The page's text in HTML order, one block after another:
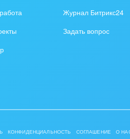
Журнал Битрикс24
Задать вопрос
КОНФИДЕНЦИАЛЬНОСТЬ СОГЛАШЕНИЕ О